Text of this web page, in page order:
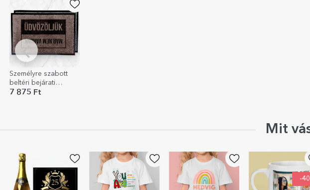
Személyre szabott
beltéri bejárati
szőnyeg – Üdvözlünk,
7 875 Ft
Mit
-40%